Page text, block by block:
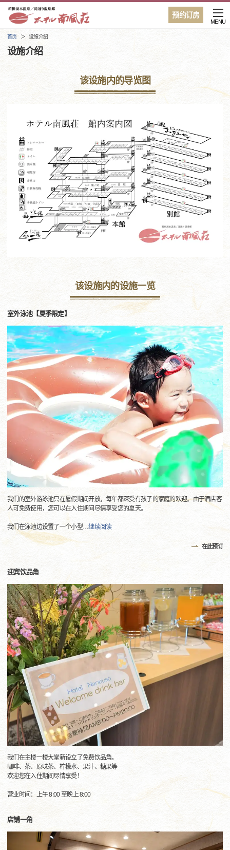
预约订房
MENU
首页 设施介绍
设施介绍
该设施内的导览图
该设施内的设施一览
室外泳池【夏季限定】
我们的室外游泳池只在暑假期间开放，每年都深受有孩子的家庭的欢迎。由于酒店客
人可免费使用，您可以在入住期间尽情享受您的夏天。
我们在泳池边设置了一个小型…继续阅读
在此预订
迎宾饮品角
我们在主楼一楼大堂新设立了免费饮品角。
咖啡、茶、原味茶、柠檬水、果汁、糖果等
欢迎您在入住期间尽情享受！
营业时间：上午 8:00 至晚上 8:00
店铺一角